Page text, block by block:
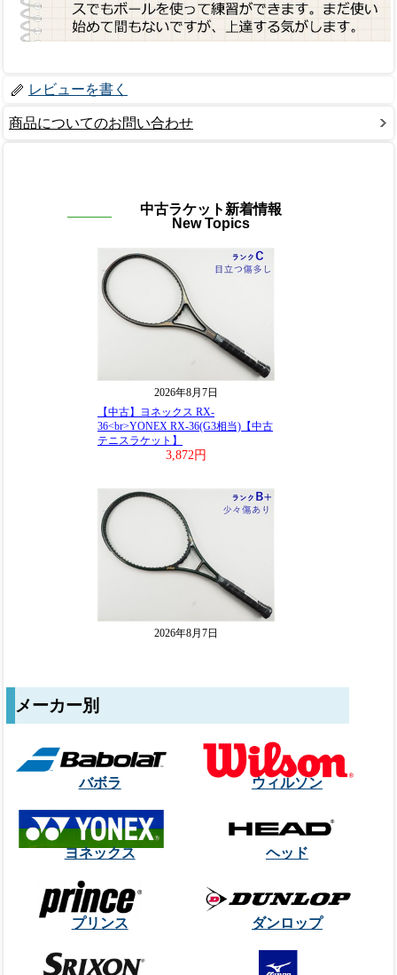
レビューを書く
商品についてのお問い合わせ
中古ラケット新着情報
New Topics
メーカー別
バボラ ウィルソン
ヨネックス ヘッド
プリンス ダンロップ